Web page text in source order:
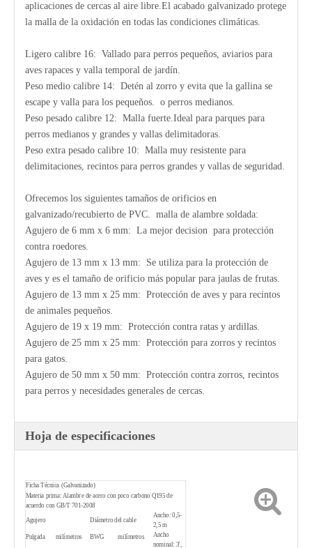
aplicaciones de cercas al aire libre.El acabado galvanizado protege
la malla de la oxidación en todas las condiciones climáticas.
Ligero calibre 16: Vallado para perros pequeños, aviarios para
aves rapaces y valla temporal de jardín.
Peso medio calibre 14: Detén al zorro y evita que la gallina se
escape y valla para los pequeños. o perros medianos.
Peso pesado calibre 12: Malla fuerte.Ideal para parques para
perros medianos y grandes y vallas delimitadoras.
Peso extra pesado calibre 10: Malla muy resistente para
delimitaciones, recintos para perros grandes y vallas de seguridad.
Ofrecemos los siguientes tamaños de orificios en
galvanizado/recubierto de PVC. malla de alambre soldada:
Agujero de 6 mm x 6 mm: La mejor decision para protección
contra roedores.
Agujero de 13 mm x 13 mm: Se utiliza para la protección de
aves y es el tamaño de orificio más popular para jaulas de frutas.
Agujero de 13 mm x 25 mm: Protección de aves y para recintos
de animales pequeños.
Agujero de 19 x 19 mm: Protección contra ratas y ardillas.
Agujero de 25 mm x 25 mm: Protección para zorros y recintos
para gatos.
Agujero de 50 mm x 50 mm: Protección contra zorros, recintos
para perros y necesidades generales de cercas.
Hoja de especificaciones
Ficha Técnica (Galvanizado)
Materia prima: Alambre de acero con poco carbono Q195 de
acuerdo con GB/T 701-2008
Agujero Diámetro del cable
Ancho: 0,5-
2,5 m
Pulgada
milímetros BWG milímetros Ancho
nominal: 3',